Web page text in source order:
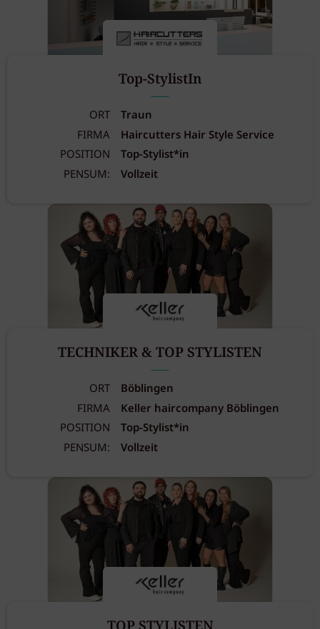
Top-StylistIn
ORT
Traun
FIRMA
Haircutters Hair Style Service
POSITION
Top-Stylist*in
PENSUM:
Vollzeit
TECHNIKER & TOP STYLISTEN
ORT
Böblingen
FIRMA
Keller haircompany Böblingen
POSITION
Top-Stylist*in
PENSUM:
Vollzeit